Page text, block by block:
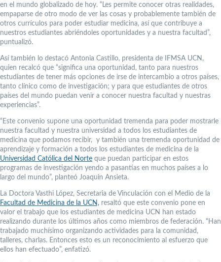
en el mundo globalizado de hoy. “Les permite conocer otras realidades,
empaparse de otro modo de ver las cosas y probablemente también de
otros currículos para poder estudiar medicina, así que contribuye a
nuestros estudiantes abriéndoles oportunidades y a nuestra facultad”,
puntualizó.
Así también lo destacó Antonia Castillo, presidenta de IFMSA UCN,
quien recalcó que “significa una oportunidad, tanto para nuestros
estudiantes de tener más opciones de irse de intercambio a otros países,
tanto clínico como de investigación; y para que estudiantes de otros
países del mundo puedan venir a conocer nuestra facultad y nuestras
experiencias”.
“Este convenio supone una oportunidad tremenda para poder mostrarle
nuestra facultad y nuestra universidad a todos los estudiantes de
medicina que podamos recibir, y también una tremenda oportunidad de
aprendizaje y formación a todos los estudiantes de medicina de la
Universidad Católica del Norte que puedan participar en estos
programas de investigación yendo a pasantías en muchos países a lo
largo del mundo”, planteó Joaquin Ansieta.
La Doctora Vasthi López, Secretaria de Vinculación con el Medio de la
Facultad de Medicina de la UCN, resaltó que este convenio pone en
valor el trabajo que los estudiantes de medicina UCN han estado
realizando durante los últimos años como miembros de federación. “Han
trabajado muchísimo organizando actividades para la comunidad,
talleres, charlas. Entonces esto es un reconocimiento al esfuerzo que
ellos han efectuado”, enfatizó.